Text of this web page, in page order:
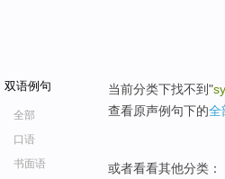
双语例句
全部
口语
书面语
当前分类下找不到"
查看原声例句下的全
或者看看其他分类：